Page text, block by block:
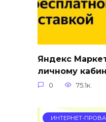
Яндекс
личному
0 75.1к.
ИНТЕРНЕТ-